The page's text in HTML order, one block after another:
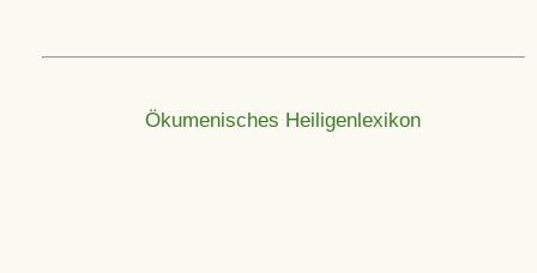
Ökumenisches Heiligenlexikon